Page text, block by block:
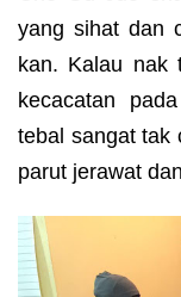
yang sihat dan
kan. Kalau nak
kecacatan
tebal sangat tak
parut jerawat